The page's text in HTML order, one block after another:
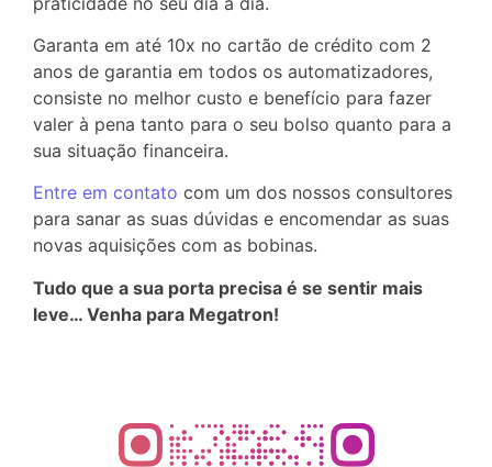
Garanta em até 10x no cartão de crédito com 2
anos de garantia em todos os automatizadores,
consiste no melhor custo e benefício para fazer
valer à pena tanto para o seu bolso quanto para a
sua situação financeira.
Entre em contato com um dos nossos consultores
para sanar as suas dúvidas e encomendar as suas
novas aquisições com as bobinas.
Tudo que a sua porta precisa é se sentir mais
leve… Venha para Megatron!